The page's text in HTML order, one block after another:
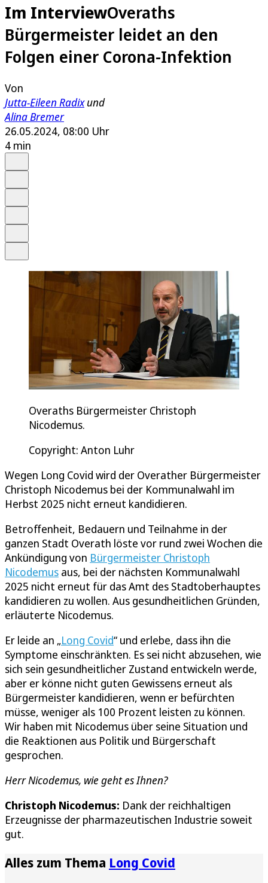
Im InterviewOveraths
Bürgermeister leidet an den
Folgen einer Corona-Infektion
Von
Jutta-Eileen Radixund
Alina Bremer
26.05.2024, 08:00 Uhr
4 min
Overaths Bürgermeister Christoph
Nicodemus.
Copyright: Anton Luhr
Wegen Long Covid wird der Overather Bürgermeister
Christoph Nicodemus bei der Kommunalwahl im
Herbst 2025 nicht erneut kandidieren.
Betroffenheit, Bedauern und Teilnahme in der
ganzen Stadt Overath löste vor rund zwei Wochen die
Ankündigung von Bürgermeister Christoph
Nicodemus aus, bei der nächsten Kommunalwahl
2025 nicht erneut für das Amt des Stadtoberhauptes
kandidieren zu wollen. Aus gesundheitlichen Gründen,
erläuterte Nicodemus.
Er leide an „Long Covid“ und erlebe, dass ihn die
Symptome einschränkten. Es sei nicht abzusehen, wie
sich sein gesundheitlicher Zustand entwickeln werde,
aber er könne nicht guten Gewissens erneut als
Bürgermeister kandidieren, wenn er befürchten
müsse, weniger als 100 Prozent leisten zu können.
Wir haben mit Nicodemus über seine Situation und
die Reaktionen aus Politik und Bürgerschaft
gesprochen.
Herr Nicodemus, wie geht es Ihnen?
Christoph Nicodemus: Dank der reichhaltigen
Erzeugnisse der pharmazeutischen Industrie soweit
gut.
Alles zum Thema Long Covid